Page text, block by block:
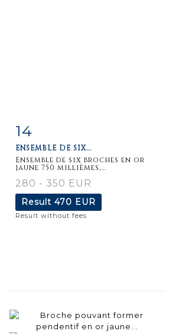
Item detail
14
ENSEMBLE DE SIX...
Ensemble de six broches en or
jaune 750 millièmes,...
280 - 350 EUR
Result 470 EUR
Result without fees